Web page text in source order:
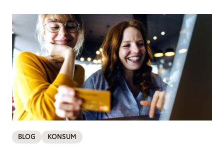
BLOG KONSUM